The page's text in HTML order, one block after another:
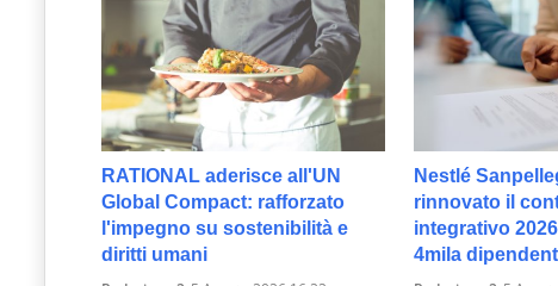
RATIONAL aderisce all'UN
Global Compact: rafforzato
l'impegno su sostenibilità e
diritti umani
Nestlé
rinnovato il
integrativo
4mila